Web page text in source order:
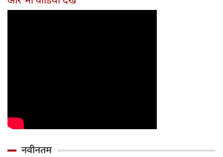
नवीनतम